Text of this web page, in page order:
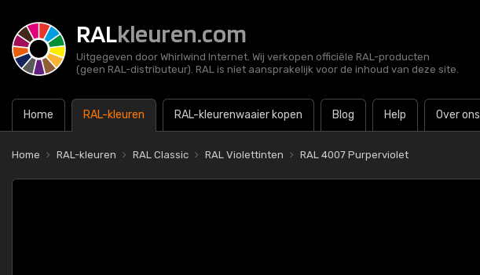
RALkleuren.com
Uitgegeven door Whirlwind Internet. Wij verkopen officiële RAL-producten
(geen RAL-distributeur). RAL is niet aansprakelijk voor de inhoud van deze site.
Home RAL-kleuren RAL-kleurenwaaier kopen Blog Help Over ons
Home RAL-kleuren RAL Classic RAL Violettinten RAL 4007 Purperviolet